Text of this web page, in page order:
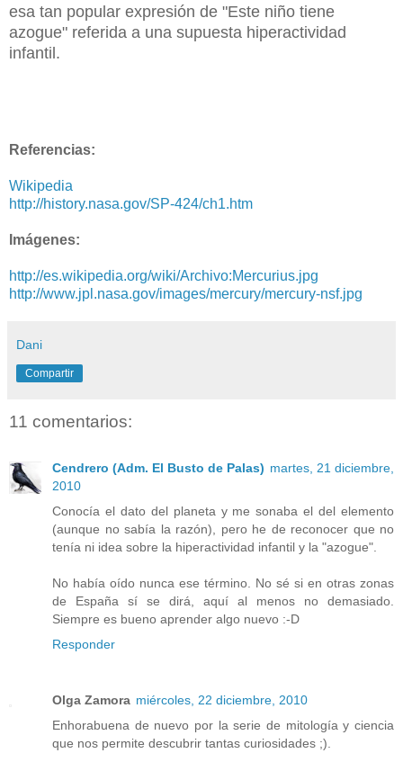
esa tan popular expresión de "Este niño tiene
azogue" referida a una supuesta hiperactividad
infantil.
Referencias:
Wikipedia
http://history.nasa.gov/SP-424/ch1.htm
Imágenes:
http://es.wikipedia.org/wiki/Archivo:Mercurius.jpg
http://www.jpl.nasa.gov/images/mercury/mercury-nsf.jpg
Dani
Compartir
11 comentarios:
Cendrero (Adm. El Busto de Palas) martes, 21 diciembre,
2010
Conocía el dato del planeta y me sonaba el del elemento
(aunque no sabía la razón), pero he de reconocer que no
tenía ni idea sobre la hiperactividad infantil y la "azogue".
No había oído nunca ese término. No sé si en otras zonas
de España sí se dirá, aquí al menos no demasiado.
Siempre es bueno aprender algo nuevo :-D
Responder
Olga Zamora miércoles, 22 diciembre, 2010
Enhorabuena de nuevo por la serie de mitología y ciencia
que nos permite descubrir tantas curiosidades ;).